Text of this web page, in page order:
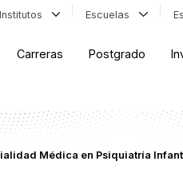
Institutos Escuelas
Carreras Postgrado
Médica en Psiquiatría